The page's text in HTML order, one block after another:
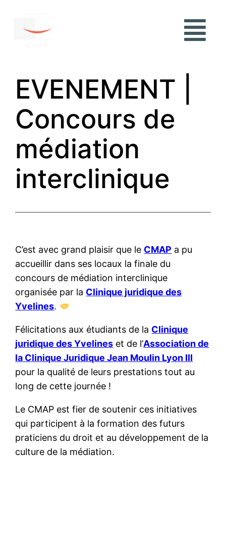
EVENEMENT |
Concours de
médiation
interclinique
C’est avec grand plaisir que le CMAP a pu
accueillir dans ses locaux la finale du
concours de médiation interclinique
organisée par la Clinique juridique des
Yvelines.
Félicitations aux étudiants de la Clinique
juridique des Yvelines et de l’Association de
la Clinique Juridique Jean Moulin Lyon III
pour la qualité de leurs prestations tout au
long de cette journée !
Le CMAP est fier de soutenir ces initiatives
qui participent à la formation des futurs
praticiens du droit et au développement de la
culture de la médiation.